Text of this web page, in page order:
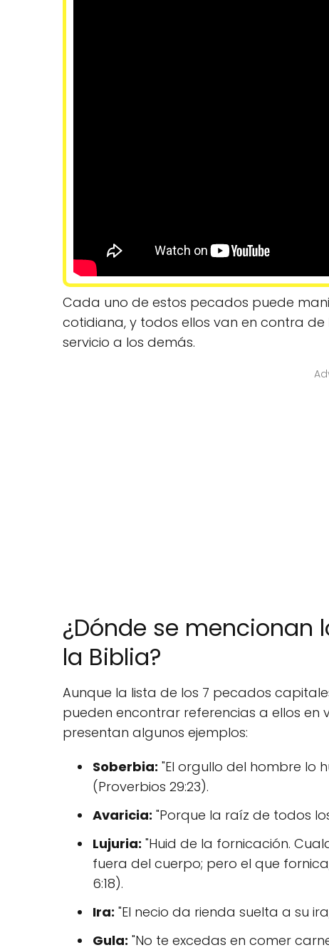
Cada uno de estos pecados puede
cotidiana, y todos ellos van en contra
servicio a los demás.
¿Dónde se mencionan
la Biblia?
Aunque la lista de los 7 pecados
pueden encontrar referencias a ellos en
presentan algunos ejemplos:
Soberbia: "El orgullo del hombre lo
(Proverbios 29:23).
Avaricia: "Porque la raíz de todos
Lujuria: "Huid de la fornicación.
fuera del cuerpo; pero el que
6:18).
Ira: "El necio da rienda suelta a su
Gula: "No te excedas en comer